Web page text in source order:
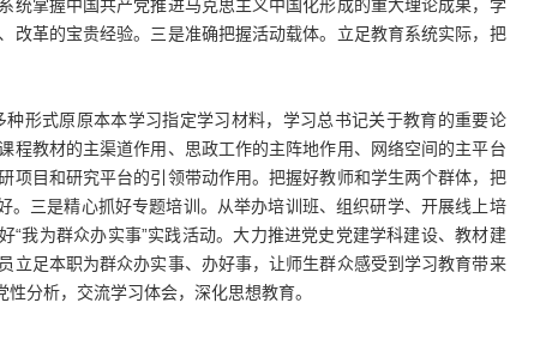
统掌握中国共产党推进马克思主义中国化形成的重大理论成果，学
改革的宝贵经验。三是准确把握活动载体。立足教育系统实际，把
形式原原本本学习指定学习材料，学习总书记关于教育的重要论
教材的主渠道作用、思政工作的主阵地作用、网络空间的主平台
项目和研究平台的引领带动作用。把握好教师和学生两个群体，把
。三是精心抓好专题培训。从举办培训班、组织研学、开展线上培
我为群众办实事”实践活动。大力推进党史党建学科建设、教材建
立足本职为群众办实事、办好事，让师生群众感受到学习教育带来
分析，交流学习体会，深化思想教育。